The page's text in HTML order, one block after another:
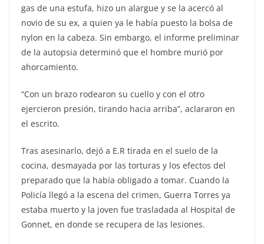
gas de una estufa, hizo un alargue y se la acercó al
novio de su ex, a quien ya le había puesto la bolsa de
nylon en la cabeza. Sin embargo, el informe preliminar
de la autopsia determinó que el hombre murió por
ahorcamiento.
“Con un brazo rodearon su cuello y con el otro
ejercieron presión, tirando hacia arriba”, aclararon en
el escrito.
Tras asesinarlo, dejó a E.R tirada en el suelo de la
cocina, desmayada por las torturas y los efectos del
preparado que la había obligado a tomar. Cuando la
Policía llegó a la escena del crimen, Guerra Torres ya
estaba muerto y la joven fue trasladada al Hospital de
Gonnet, en donde se recupera de las lesiones.